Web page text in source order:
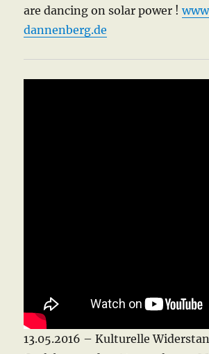
are dancing on solar power !
dannenberg.de
13.05.2016 – Kulturelle